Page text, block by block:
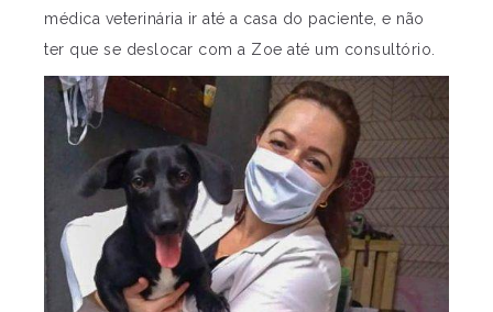
médica veterinária ir até a casa do paciente, e não
ter que se deslocar com a Zoe até um consultório.